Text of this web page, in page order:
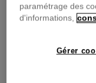
COMPOSITION
paramétrage des
d'informations,
Gérer